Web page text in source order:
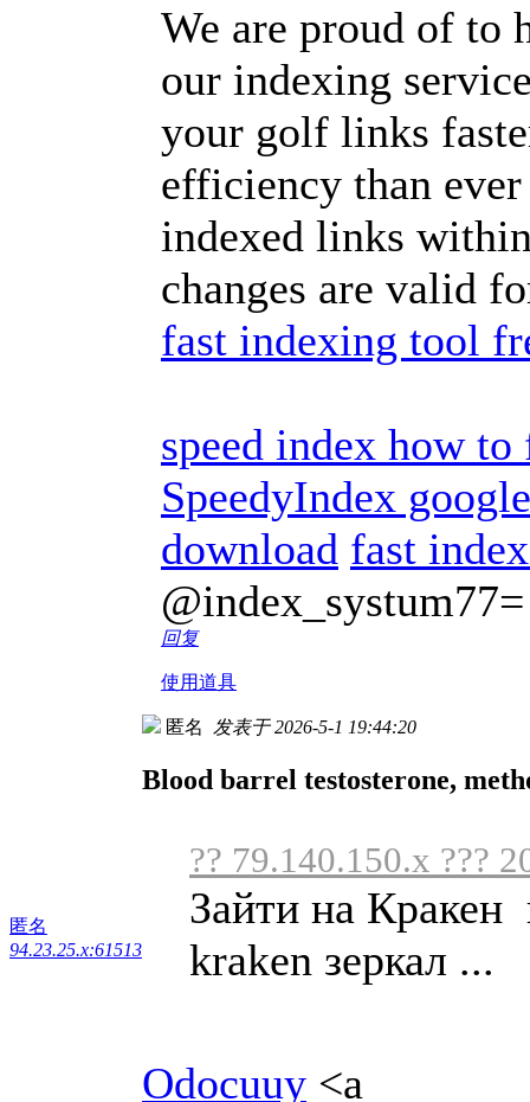
We are proud of to
our indexing
your golf links
efficiency than
indexed links
changes are valid
fast indexing tool
speed index how
SpeedyIndex
download fast
@index_systum77=
回复
使用道具
匿名
94.23.25.x:61513
匿名 发表于 2026-5-1 19:44:20
Blood barrel testosterone,
?? 79.140.150.x ???
Зайти на
kraken зеркал ...
Odocuuy <a